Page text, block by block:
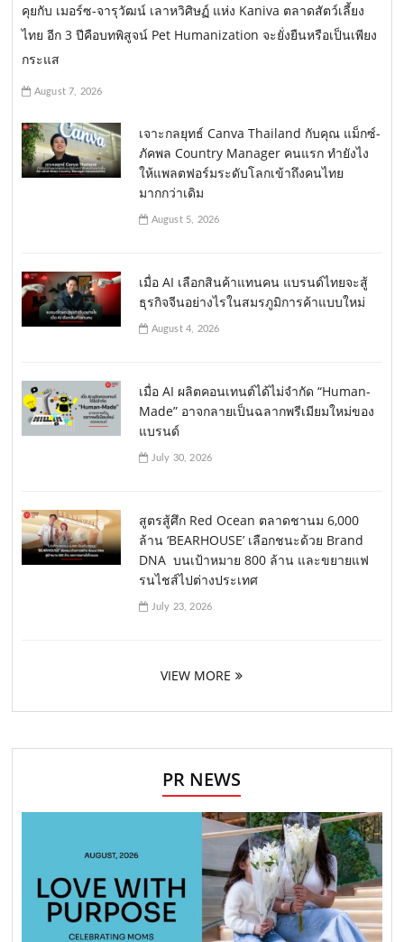
คุยกับ เมอร์ซ-จารุวัฒน์ เลาหวิศิษฏ์ แห่ง Kaniva ตลาดสัตว์เลี้ยง
ไทย อีก 3 ปีคือบทพิสูจน์ Pet Humanization จะยั่งยืนหรือเป็นเพียง
กระแส
August 7, 2026
เจาะกลยุทธ์ Canva Thailand กับคุณ แม็กซ์-
ภัคพล Country Manager คนแรก ทำยังไง
ให้แพลตฟอร์มระดับโลกเข้าถึงคนไทย
มากกว่าเดิม
August 5, 2026
เมื่อ AI เลือกสินค้าแทนคน แบรนด์ไทยจะสู้
ธุรกิจจีนอย่างไรในสมรภูมิการค้าแบบใหม่
August 4, 2026
เมื่อ AI ผลิตคอนเทนต์ได้ไม่จำกัด “Human-
Made” อาจกลายเป็นฉลากพรีเมียมใหม่ของ
แบรนด์
July 30, 2026
สูตรสู้ศึก Red Ocean ตลาดชานม 6,000
ล้าน ‘BEARHOUSE’ เลือกชนะด้วย Brand
DNA บนเป้าหมาย 800 ล้าน และขยายแฟ
รนไชส์ไปต่างประเทศ
July 23, 2026
VIEW MORE
PR NEWS